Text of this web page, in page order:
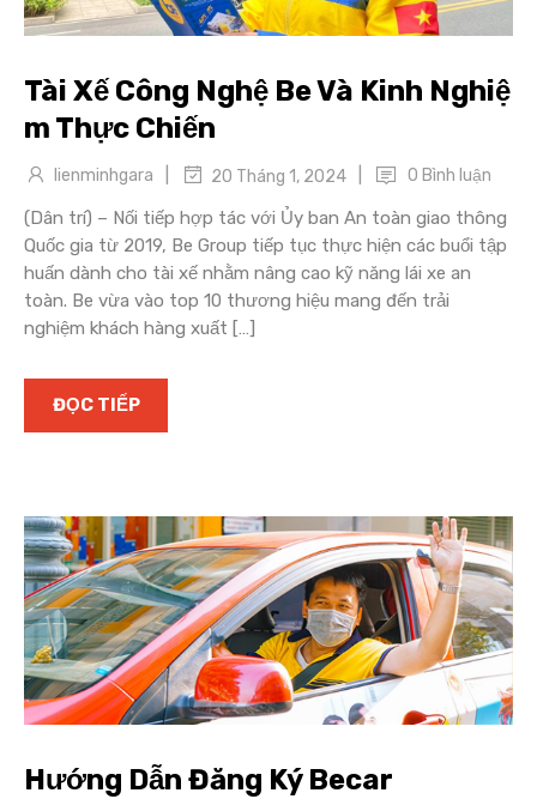
Tài Xế Công Nghệ Be Và Kinh Nghiệ
m Thực Chiến
lienminhgara 20 Tháng 1, 2024 0 Bình luận
(Dân trí) – Nối tiếp hợp tác với Ủy ban An toàn giao thông
Quốc gia từ 2019, Be Group tiếp tục thực hiện các buổi tập
huấn dành cho tài xế nhằm nâng cao kỹ năng lái xe an
toàn. Be vừa vào top 10 thương hiệu mang đến trải
nghiệm khách hàng xuất […]
ĐỌC TIẾP
Hướng Dẫn Đăng Ký Becar